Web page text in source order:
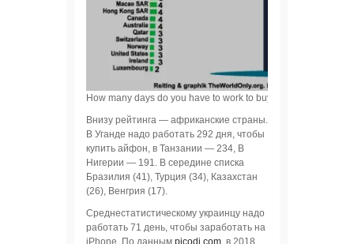
How many days do you have to work to buy an iPhone
Внизу рейтинга — африканские страны.
В Уганде надо работать 292 дня, чтобы
купить айфон, в Танзании — 234, В
Нигерии — 191. В середине списка
Бразилия (41), Турция (34), Казахстан
(26), Венгрия (17).
Среднестатистическому украинцу надо
работать 71 день, чтобы заработать на
iPhone. По данным picodi.com, в 2018